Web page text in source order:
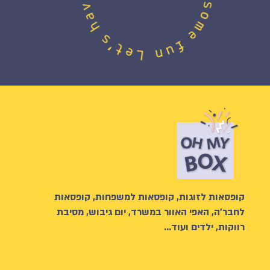
קופסאות לזוגות, קופסאות למשפחות, קופסאות
לחבר’ה, האפי האוור במשרד, יום גיבוש, מסיבת
רווקות, ילדים ועוד…